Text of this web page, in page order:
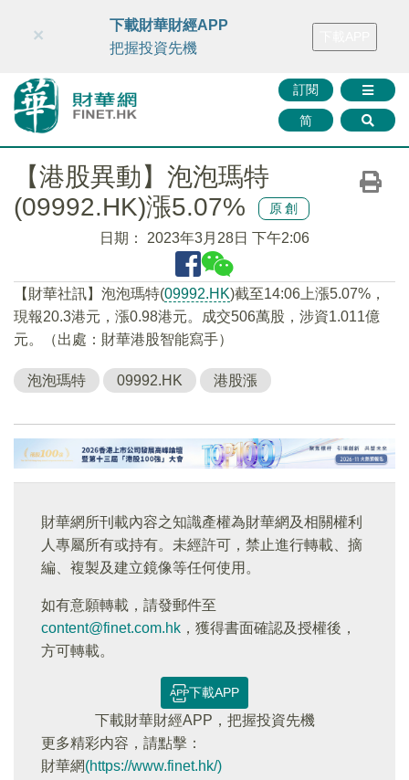
財華智庫網 FINTV FINMETA 財華證券 媒體矩陣
訂閱
简
×
下載財華財經APP
把握投資先機
【港股異動】泡泡瑪特
(09992.HK)漲5.07%
原創
日期： 2023年3月28日 下午2:06
【財華社訊】泡泡瑪特(09992.HK)截至14:06上漲5.07%，
現報20.3港元，漲0.98港元。成交506萬股，涉資1.011億
元。（出處：財華港股智能寫手）
泡泡瑪特 09992.HK 港股漲
財華網所刊載內容之知識產權為財華網及相關權利
人專屬所有或持有。未經許可，禁止進行轉載、摘
編、複製及建立鏡像等任何使用。
如有意願轉載，請發郵件至
content@finet.com.hk ，獲得書面確認及授權後，
方可轉載。
下載APP
下載財華財經APP，把握投資先機
更多精彩内容，請點擊：
財華網(https://www.finet.hk/)